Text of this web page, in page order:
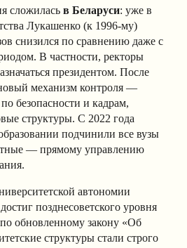
сложилась в Беларуси: уже в
Лукашенко (к 1996-му)
снизился по сравнению даже с
В частности, ректоры
президентом. После
механизм контроля —
безопасности и кадрам,
структуры. С 2022 года
подчинили все вузы
— прямому управлению
автономии
позднесоветского уровня
по обновленному закону «Об
структуры стали строго